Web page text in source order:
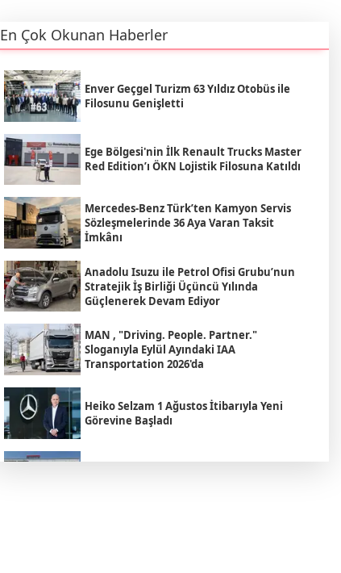
En Çok Okunan Haberler
Enver Geçgel Turizm 63 Yıldız Otobüs ile
Filosunu Genişletti
Ege Bölgesi'nin İlk Renault Trucks Master
Red Edition’ı ÖKN Lojistik Filosuna Katıldı
Mercedes-Benz Türk’ten Kamyon Servis
Sözleşmelerinde 36 Aya Varan Taksit
İmkânı
Anadolu Isuzu ile Petrol Ofisi Grubu’nun
Stratejik İş Birliği Üçüncü Yılında
Güçlenerek Devam Ediyor
MAN , "Driving. People. Partner."
Sloganıyla Eylül Ayındaki IAA
Transportation 2026'da
Heiko Selzam 1 Ağustos İtibarıyla Yeni
Görevine Başladı